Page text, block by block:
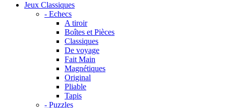
Jeux Classiques
- Echecs
A tiroir
Boîtes et Pièces
Classiques
De voyage
Fait Main
Magnétiques
Original
Pliable
Tapis
- Puzzles